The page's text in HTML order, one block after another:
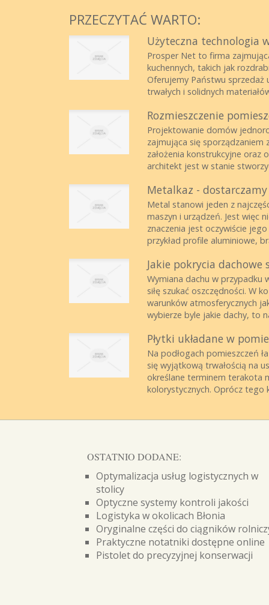
PRZECZYTAĆ WARTO:
Użyteczna technologia
Prosper Net to firma
kuchennych, takich jak
Oferujemy Państwu sprzedaż
trwałych i solidnych
Rozmieszczenie
Projektowanie domów
zajmująca się
założenia konstrukcyjne oraz
architekt jest w stanie
Metalkaz -
Metal stanowi jeden z
maszyn i urządzeń. Jest więc
znaczenia jest oczywiście
przykład profile aluminiowe,
Jakie pokrycia dachowe
Wymiana dachu w przypadku
siłę szukać oszczędności. W
warunków atmosferycznych
wybierze byle jakie dachy, to
Płytki układane w
Na podłogach pomieszczeń
się wyjątkową trwałością na
określane terminem terakota
kolorystycznych. Oprócz tego
OSTATNIO DODANE:
Optymalizacja usług logistycznych w
stolicy
Optyczne systemy kontroli jakości
Logistyka w okolicach Błonia
Oryginalne części do ciągników
Praktyczne notatniki dostępne online
Pistolet do precyzyjnej konserwacji